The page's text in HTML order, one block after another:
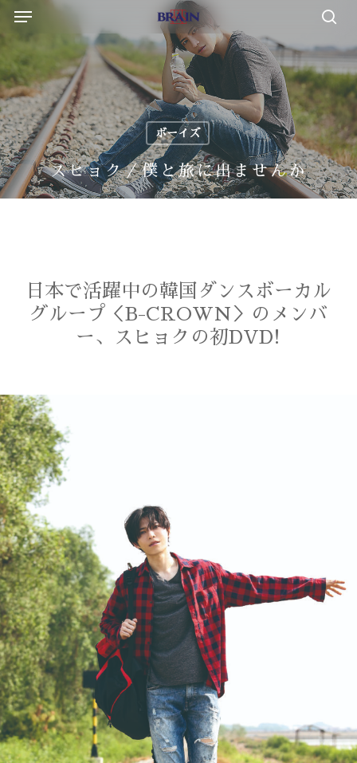
Skip
content
Menu
ボーイズ
スヒョク／僕と旅に出ませんか
日本で活躍中の韓国ダンスボーカル
グループ＜B-CROWN＞のメンバ
ー、スヒョクの初DVD!